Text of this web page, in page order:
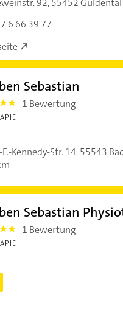
92,55452 Guldental
6 66 39 77
Sebastian
1 Bewertung
Kennedy-Str. 14,55543
Sebastian
1 Bewertung